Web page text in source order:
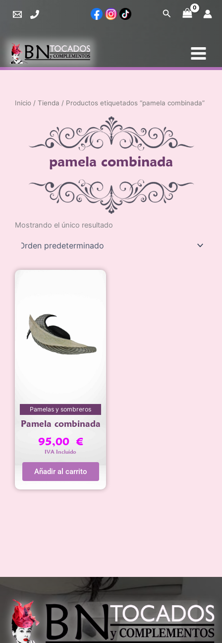
Buscar
Inicio / Tienda / Productos etiquetados “pamela combinada”
pamela combinada
Mostrando el único resultado
Pamelas y sombreros
Pamela combinada
95,00 €
IVA Incluido
Añadir al carrito